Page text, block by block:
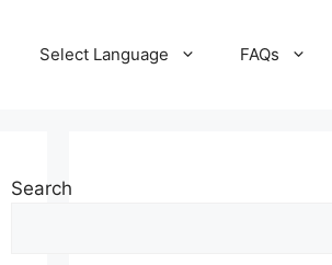
Select Language FAQs
Search